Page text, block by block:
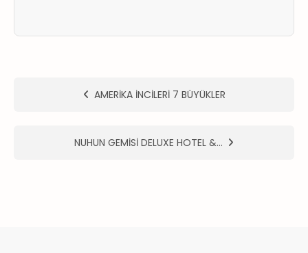
AMERİKA İNCİLERİ 7 BÜYÜKLER
NUHUN GEMİSİ DELUXE HOTEL &…